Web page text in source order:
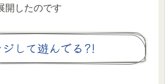
開したのです
して遊んでる?!